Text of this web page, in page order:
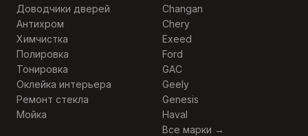
Доводчики дверей
Антихром
Химчистка
Полировка
Тонировка
Оклейка интерьера
Ремонт стекла
Мойка
Changan
Chery
Exeed
Ford
GAC
Geely
Genesis
Haval
Все марки →